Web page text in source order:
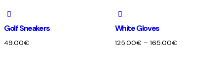
Golf Sneakers
49.00€
White Gloves
125.00€– 165.00€